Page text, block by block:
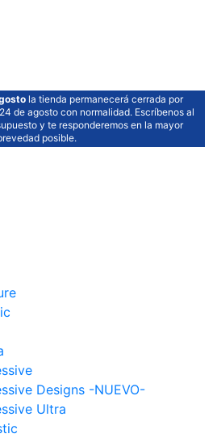
la tienda permanecerá cerrada por
de agosto con normalidad. Escríbenos al
y te responderemos en la mayor
posible.
Designs -NUEVO-
Ultra